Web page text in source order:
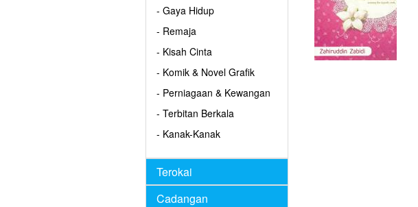
- Gaya Hidup
- Remaja
- Kisah Cinta
- Komik & Novel Grafik
- Perniagaan & Kewangan
- Terbitan Berkala
- Kanak-Kanak
Terokai
Cadangan